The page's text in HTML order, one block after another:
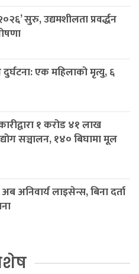
सुरु, उद्यमशीलता प्रवर्द्धन
एक महिलाको मृत्यु, ६
१ करोड ४१ लाख
सञ्चालन, १४० बिघामा मूल
अनिवार्य लाइसेन्स, बिना दर्ता